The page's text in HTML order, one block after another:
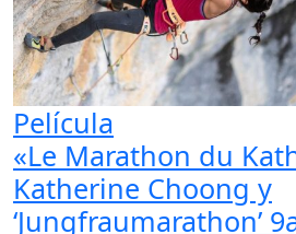
Película
«Le Marathon du
Katherine Choong y
‘Jungfraumarathon’